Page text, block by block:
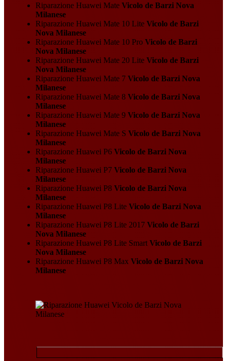
Riparazione Huawei MateVicolo de Barzi Nova
Milanese
Riparazione Huawei Mate 10 LiteVicolo de Barzi
Nova Milanese
Riparazione Huawei Mate 10 ProVicolo de Barzi
Nova Milanese
Riparazione Huawei Mate 20 LiteVicolo de Barzi
Nova Milanese
Riparazione Huawei Mate 7Vicolo de Barzi Nova
Milanese
Riparazione Huawei Mate 8Vicolo de Barzi Nova
Milanese
Riparazione Huawei Mate 9Vicolo de Barzi Nova
Milanese
Riparazione Huawei Mate S Vicolo de Barzi Nova
Milanese
Riparazione Huawei P6Vicolo de Barzi Nova
Milanese
Riparazione Huawei P7Vicolo de Barzi Nova
Milanese
Riparazione Huawei P8Vicolo de Barzi Nova
Milanese
Riparazione Huawei P8 LiteVicolo de Barzi Nova
Milanese
Riparazione Huawei P8 Lite 2017Vicolo de Barzi
Nova Milanese
Riparazione Huawei P8 Lite SmartVicolo de Barzi
Nova Milanese
Riparazione Huawei P8 Max Vicolo de Barzi Nova
Milanese